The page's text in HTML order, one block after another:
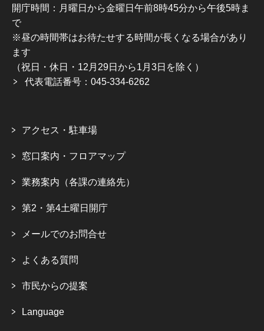
開庁時間：月曜日から金曜日午前8時45分から午後5時ま
で
※昼の時間帯はお待たせする時間が長くなる場合があり
ます
（祝日・休日・12月29日から1月3日を除く）
代表電話番号：045-334-6262
アクセス・駐車場
窓口案内・フロアマップ
業務案内（各課の連絡先）
第2・第4土曜日開庁
メールでのお問合せ
よくある質問
市民からの提案
Language